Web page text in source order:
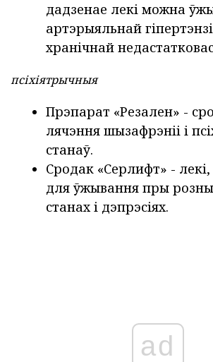
дадзенае лекі можна
артэрыяльнай
хранічнай
псіхіятрычныя
Прэпарат «Резален» -
лячэння шызафрэніі і
станаў.
Сродак «Серлифт» -
для ўжывання пры
станах і дэпрэсіях.
ad